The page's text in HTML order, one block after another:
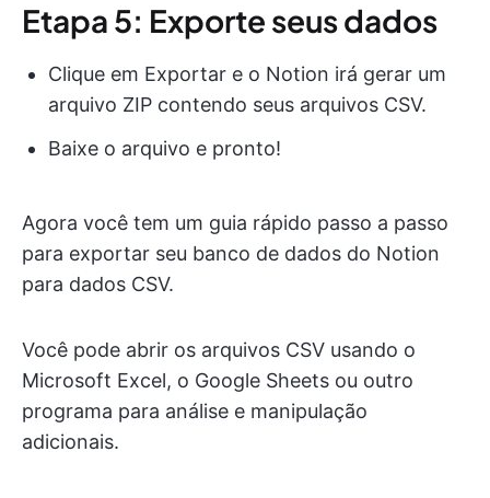
Etapa 5: Exporte seus dados
Clique em Exportar e o Notion irá gerar um
arquivo ZIP contendo seus arquivos CSV.
Baixe o arquivo e pronto!
Agora você tem um guia rápido passo a passo
para exportar seu banco de dados do Notion
para dados CSV.
Você pode abrir os arquivos CSV usando o
Microsoft Excel, o Google Sheets ou outro
programa para análise e manipulação
adicionais.